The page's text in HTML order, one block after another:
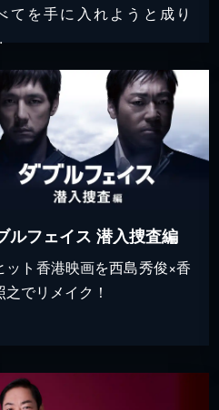
てを手に入れようと成り
ルフェイス 潜入捜査編
ット香港映画を西島秀俊×香
之でリメイク！